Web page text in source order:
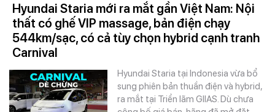
Hyundai Staria mới ra mắt gần Việt Nam: Nội
thất có ghế VIP massage, bản điện chạy
544km/sạc, có cả tùy chọn hybrid cạnh tranh
Carnival
Hyundai Staria tại Indonesia vừa bổ
sung phiên bản thuần điện và hybrid,
ra mắt tại Triển lãm GIIAS. Dù chưa